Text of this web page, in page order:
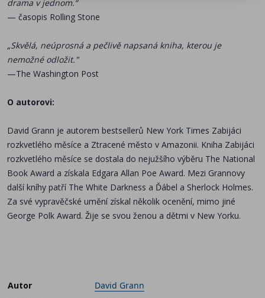
drama v jednom.“
— časopis Rolling Stone
„Skvělá, neúprosná a pečlivě napsaná kniha, kterou je
nemožné odložit."
—The Washington Post
O autorovi:
David Grann je autorem bestsellerů New York Times Zabijáci
rozkvetlého měsíce a Ztracené město v Amazonii. Kniha Zabijáci
rozkvetlého měsíce se dostala do nejužšího výběru The National
Book Award a získala Edgara Allan Poe Award. Mezi Grannovy
další kníhy patří The White Darkness a Ďábel a Sherlock Holmes.
Za své vypravěčské umění získal několik ocenění, mimo jiné
George Polk Award. Žije se svou ženou a dětmi v New Yorku.
Autor
David Grann